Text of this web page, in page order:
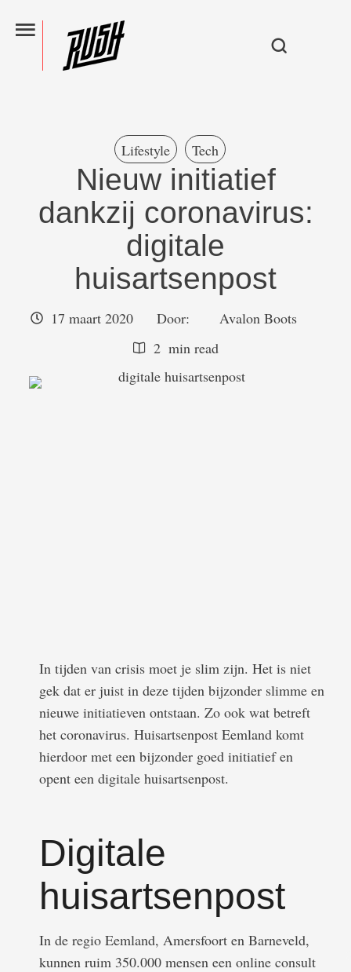
Lifestyle Tech
Nieuw initiatief
dankzij coronavirus:
digitale
huisartsenpost
17 maart 2020 Door:
Avalon Boots
2 min read
In tijden van crisis moet je slim zijn. Het is niet
gek dat er juist in deze tijden bijzonder slimme en
nieuwe initiatieven ontstaan. Zo ook wat betreft
het coronavirus. Huisartsenpost Eemland komt
hierdoor met een bijzonder goed initiatief en
opent een digitale huisartsenpost.
Digitale
huisartsenpost
In de regio Eemland, Amersfoort en Barneveld,
kunnen ruim 350.000 mensen een online consult